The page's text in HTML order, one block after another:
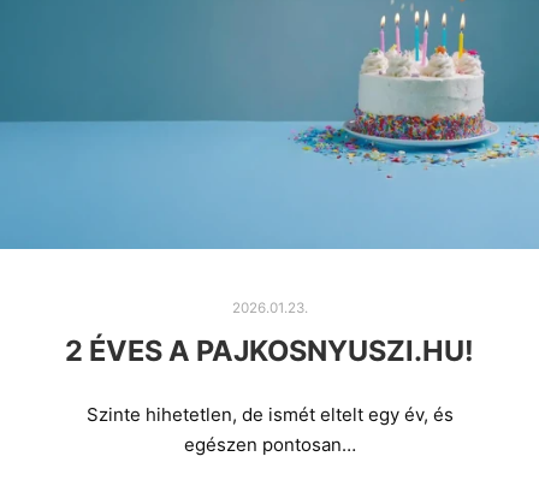
2026.01.23.
2 ÉVES A PAJKOSNYUSZI.HU!
Szinte hihetetlen, de ismét eltelt egy év, és
egészen pontosan…